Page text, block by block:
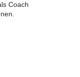
Coach